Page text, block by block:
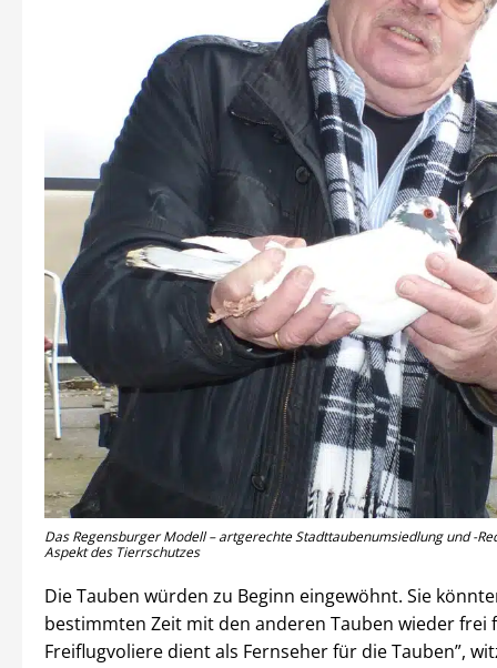
Das Regensburger Modell – artgerechte Stadttaubenumsiedlung und -
Aspekt des Tierrschutzes
Die Tauben würden zu Beginn eingewöhnt. Sie
bestimmten Zeit mit den anderen Tauben wieder frei
Freiflugvoliere dient als Fernseher für die Tauben”,